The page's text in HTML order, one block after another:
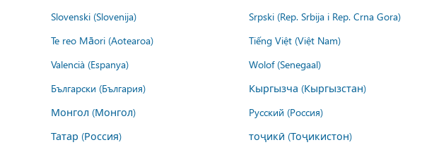
Slovenski (Slovenija)
Srpski (Rep. Srbija i Rep. Crna Gora)
Te reo Māori (Aotearoa)
Tiếng Việt (Việt Nam)
Valencià (Espanya)
Wolof (Senegaal)
Български (България)
Кыргызча (Кыргызстан)
Монгол (Монгол)
Русский (Россия)
Татар (Россия)
тоҷикӣ (Тоҷикистон)